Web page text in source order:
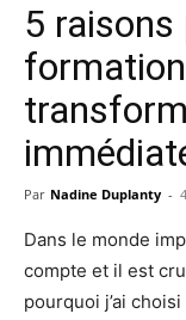
5 raisons
Par Nadine Duplanty -
Dans le monde
compte et il est
pourquoi j’ai